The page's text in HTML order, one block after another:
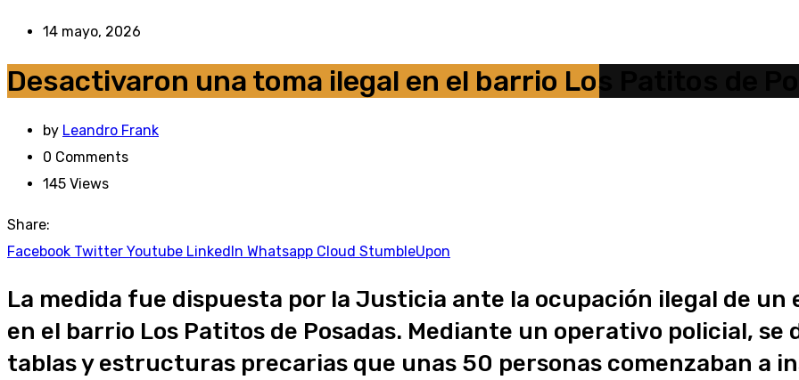
14 mayo, 2026
Desactivaron una toma ilegal en el barrio Los Patitos de
by Leandro Frank
0 Comments
145 Views
Share:
Facebook Twitter Youtube LinkedIn Whatsapp Cloud StumbleUpon
La medida fue dispuesta por la Justicia ante la ocupación ilegal de
en el barrio Los Patitos de Posadas. Mediante un operativo policial,
tablas y estructuras precarias que unas 50 personas comenzaban a